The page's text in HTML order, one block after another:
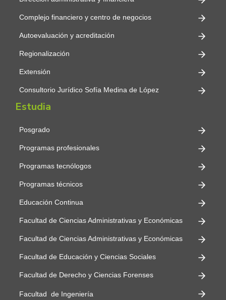
Complejo financiero y centro de negocios
Autoevaluación y acreditación
Regionalización
Extensión
Consultorio Jurídico Sofía Medina de López
Estudia
Posgrado
Programas profesionales
Programas tecnólogos
Programas técnicos
Educación Continua
Facultad de Ciencias Administrativas y Económicas
Facultad de Ciencias Administrativas y Económicas
Facultad de Educación y Ciencias Sociales
Facultad de Derecho y Ciencias Forenses
Facultad de Ingeniería